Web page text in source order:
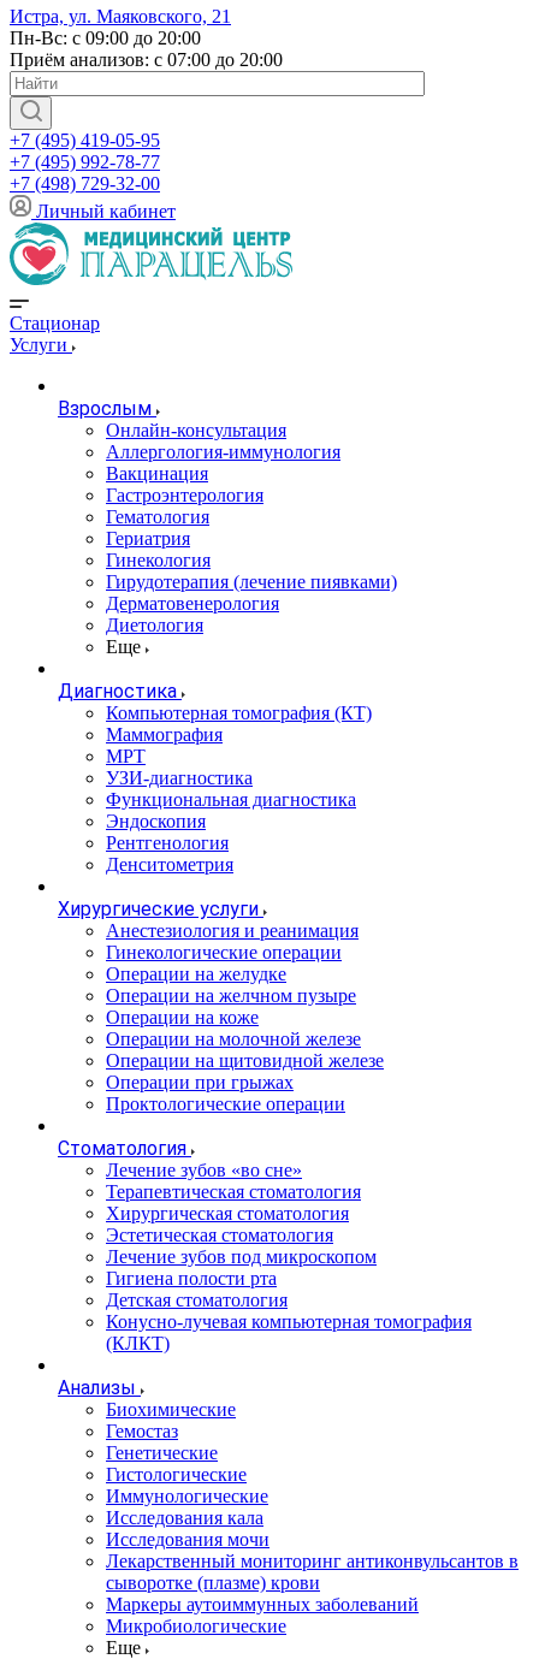
Истра, ул. Маяковского, 21
Пн-Вс: с 09:00 до 20:00
Приём анализов: с 07:00 до 20:00
+7 (495) 419-05-95
+7 (495) 992-78-77
+7 (498) 729-32-00
Личный кабинет
Стационар
Услуги
Взрослым
Онлайн-консультация
Аллергология-иммунология
Вакцинация
Гастроэнтерология
Гематология
Гериатрия
Гинекология
Гирудотерапия (лечение пиявками)
Дерматовенерология
Диетология
Еще
Диагностика
Компьютерная томография (КТ)
Маммография
МРТ
УЗИ-диагностика
Функциональная диагностика
Эндоскопия
Рентгенология
Денситометрия
Хирургические услуги
Анестезиология и реанимация
Гинекологические операции
Операции на желудке
Операции на желчном пузыре
Операции на коже
Операции на молочной железе
Операции на щитовидной железе
Операции при грыжах
Проктологические операции
Стоматология
Лечение зубов «во сне»
Терапевтическая стоматология
Хирургическая стоматология
Эстетическая стоматология
Лечение зубов под микроскопом
Гигиена полости рта
Детская стоматология
Конусно-лучевая компьютерная томография
(КЛКТ)
Анализы
Биохимические
Гемостаз
Генетические
Гистологические
Иммунологические
Исследования кала
Исследования мочи
Лекарственный мониторинг антиконвульсантов в
сыворотке (плазме) крови
Маркеры аутоиммунных заболеваний
Микробиологические
Еще